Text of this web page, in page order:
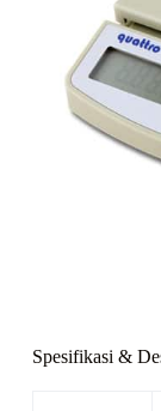
Spesifikasi &